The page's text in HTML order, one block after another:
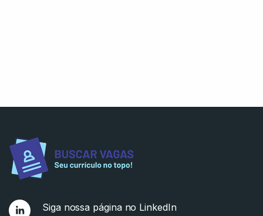
Siga nossa página no LinkedIn